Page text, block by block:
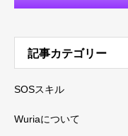
記事カテゴリー
SOSスキル
Wuriaについて